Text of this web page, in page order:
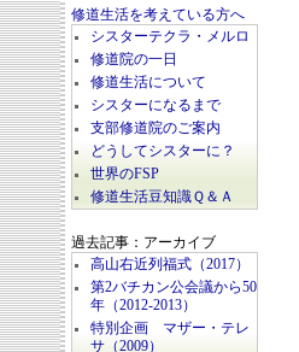
修道生活を考えている方へ
シスターテクラ・メルロ
修道院の一日
修道生活について
シスターになるまで
支部修道院のご案内
どうしてシスターに？
世界のFSP
修道生活豆知識Ｑ＆Ａ
過去記事：アーカイブ
高山右近列福式（2017）
第2バチカン公会議から50
年（2012-2013）
特別企画 マザー・テレ
サ（2009）